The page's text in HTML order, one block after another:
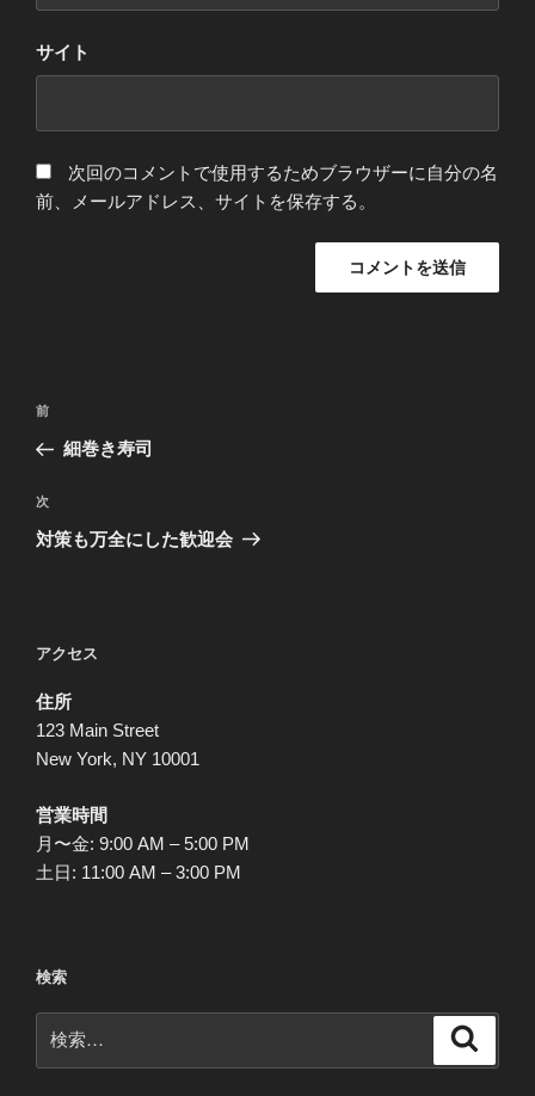
サイト
次回のコメントで使用するためブラウザーに自分の名
前、メールアドレス、サイトを保存する。
投
ナ
ビ
ゲ
ン
前
の
稿
前
細巻き寿司
次
の
次
対策も万全にした歓迎会
アクセス
住所
123 Main Street
New York, NY 10001
営業時間
月〜金: 9:00 AM – 5:00 PM
土日: 11:00 AM – 3:00 PM
検索
索: